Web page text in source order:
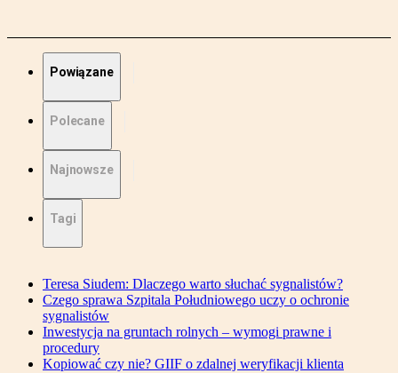
Powiązane
Polecane
Najnowsze
Tagi
Teresa Siudem: Dlaczego warto słuchać sygnalistów?
Czego sprawa Szpitala Południowego uczy o ochronie
sygnalistów
Inwestycja na gruntach rolnych – wymogi prawne i
procedury
Kopiować czy nie? GIIF o zdalnej weryfikacji klienta